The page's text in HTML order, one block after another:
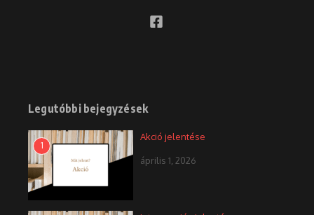
Legutóbbi bejegyzések
1
Akció jelentése
április 1, 2026